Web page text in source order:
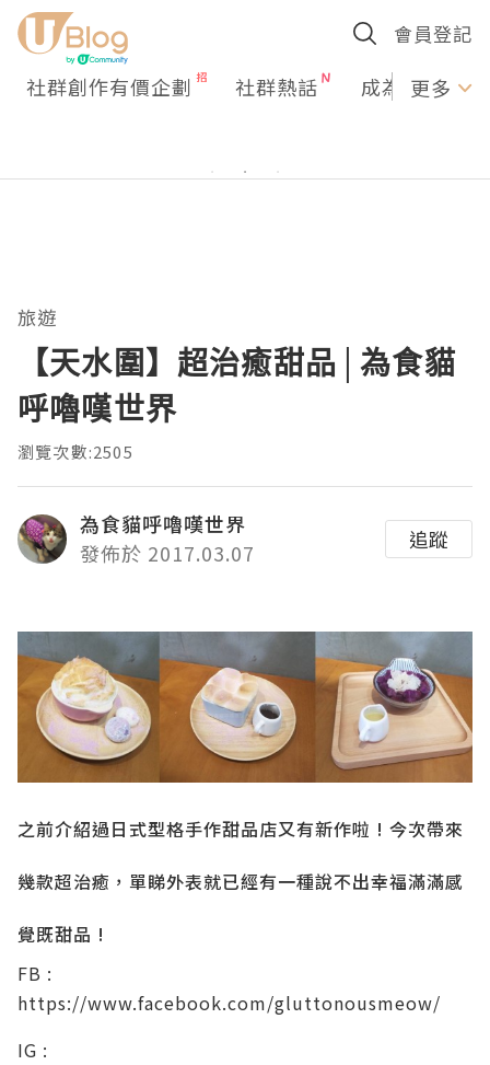
會員登記
社群創作有價企劃 社群熱話 成為U更多
旅遊
【天水圍】超治癒甜品│為食貓
呼嚕嘆世界
瀏覽次數:2505
為食貓呼嚕嘆世界
發佈於 2017.03.07
追蹤
之前介紹過日式型格手作甜品店又有新作啦 ! 今次帶來
幾款超治癒，單睇外表就已經有一種說不出幸福滿滿感
覺既甜品 !
FB :
https://www.facebook.com/gluttonousmeow/
IG :